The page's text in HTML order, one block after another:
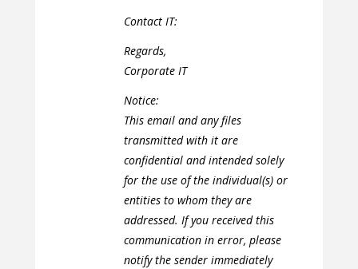
Contact IT:
Regards,
Corporate IT
Notice:
This email and any files
transmitted with it are
confidential and intended solely
for the use of the individual(s) or
entities to whom they are
addressed. If you received this
communication in error, please
notify the sender immediately